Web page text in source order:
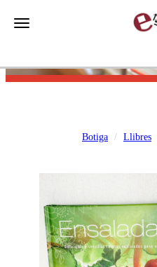
Toggle navigation
Botiga Llibres